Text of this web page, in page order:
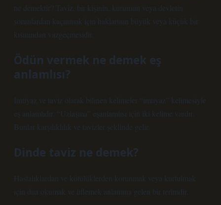
ne demektir? Taviz, bir kişinin, kurumun veya devletin
sorunlardan kaçınmak için haklarının büyük veya küçük bir
kısmından vazgeçmesidir.
Ödün vermek ne demek eş
anlamlısı?
İmtiyaz ve taviz olarak bilinen kelimeler “imtiyaz” kelimesiyle
eş anlamlıdır. “Uzlaşma” eşanlamlısı için iki kelime vardır.
Bunlar karşılıklılık ve tavizler şeklinde gelir.
Dinde taviz ne demek?
Hastalıklardan ve kötülüklerden korunmak veya kurtulmak
için dua okumak ve üflemek anlamına gelen bir terimdir.